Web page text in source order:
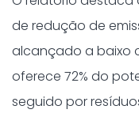
de redução de
alcançado a baixo
oferece 72% do
seguido por